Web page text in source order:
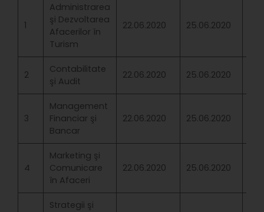
1
Administrarea
şi Dezvoltarea
Afacerilor în
Turism
22.06.2020 25.06.2020
2
Contabilitate
şi Audit
22.06.2020 25.06.2020
3
Management
Financiar şi
Bancar
22.06.2020 25.06.2020
4
Marketing şi
Comunicare
în Afaceri
22.06.2020 25.06.2020
Strategii şi